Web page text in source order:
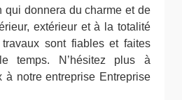
qui donnera du charme et de
extérieur et à la totalité
sont fiables et faites
temps. N’hésitez plus à
à notre entreprise Entreprise